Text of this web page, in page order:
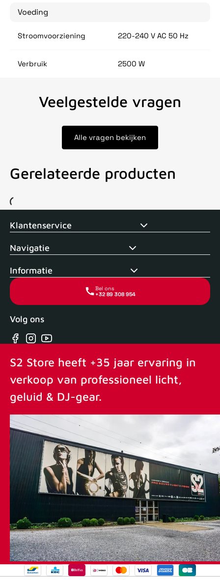
Voeding
Stroomvoorziening 220-240 V AC 50 Hz
Verbruik 2500 W
Veelgestelde vragen
Alle vragen bekijken
Gerelateerde producten
Voor 15uur besteld, zelfde dag verstuurd Echte winkel +35
Klantenservice
Navigatie
Informatie
Bel ons
+32 89 308 954
Volg ons
Facebook
Instagram
YouTube
S2 Store heeft +35 jaar ervaring in
verkoop van professioneel licht,
geluid & DJ-gear.